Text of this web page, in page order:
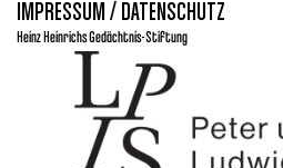
IMPRESSUM / DATENSCHUTZ
Heinz Heinrichs Gedächtnis-Stiftung